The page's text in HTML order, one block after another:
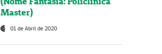
Master)
01 de Abril de 2020